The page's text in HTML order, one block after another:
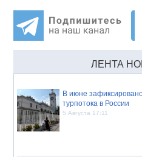
ЛЕНТА
В июне
турпотока в России
5 Августа 17:11